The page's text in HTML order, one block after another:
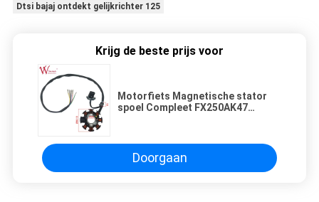
Dtsi bajaj ontdekt gelijkrichter 125
Krijg de beste prijs voor
Motorfiets Magnetische stator
spoel Compleet FX250AK47
Doorgaan